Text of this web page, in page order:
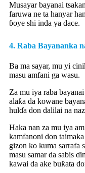
Musayar bayanai
faruwa ne ta hanyar
ɓoye shi inda ya dace.
4. Raba Bayananka
Ba ma sayar, mu yi
masu amfani ga wasu.
Za mu iya raba
alaƙa da kowane
hulɗa don dalilai na
Haka nan za mu iya
kamfanoni don
gizon ko kuma sarrafa
masu samar da sabis
kawai da ake buƙata